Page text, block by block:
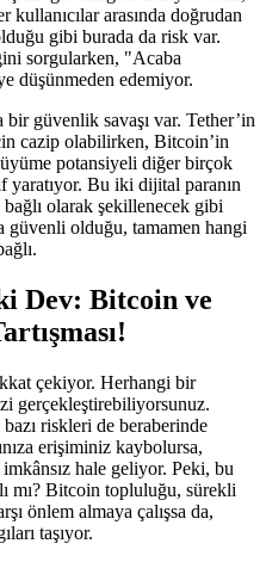
arasında doğrudan
gibi burada da risk var.
sorgularken, "Acaba
düşünmeden edemiyor.
güvenlik savaşı var. Tether’in
cazip olabilirken, Bitcoin’in
potansiyeli diğer birçok
yaratıyor. Bu iki dijital paranın
bağlı olarak şekillenecek gibi
güvenli olduğu, tamamen hangi
Dev: Bitcoin ve
çekiyor. Herhangi bir
gerçekleştirebiliyorsunuz.
riskleri de beraberinde
erişiminiz kaybolursa,
imkânsız hale geliyor. Peki, bu
mı? Bitcoin topluluğu, sürekli
önlem almaya çalışsa da,
taşıyor.